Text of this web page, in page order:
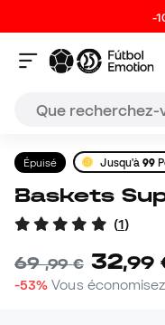
-
Épuisé Jusqu'à99
Baskets
(1)
69,99 € 32,99
-53% Vous économisez